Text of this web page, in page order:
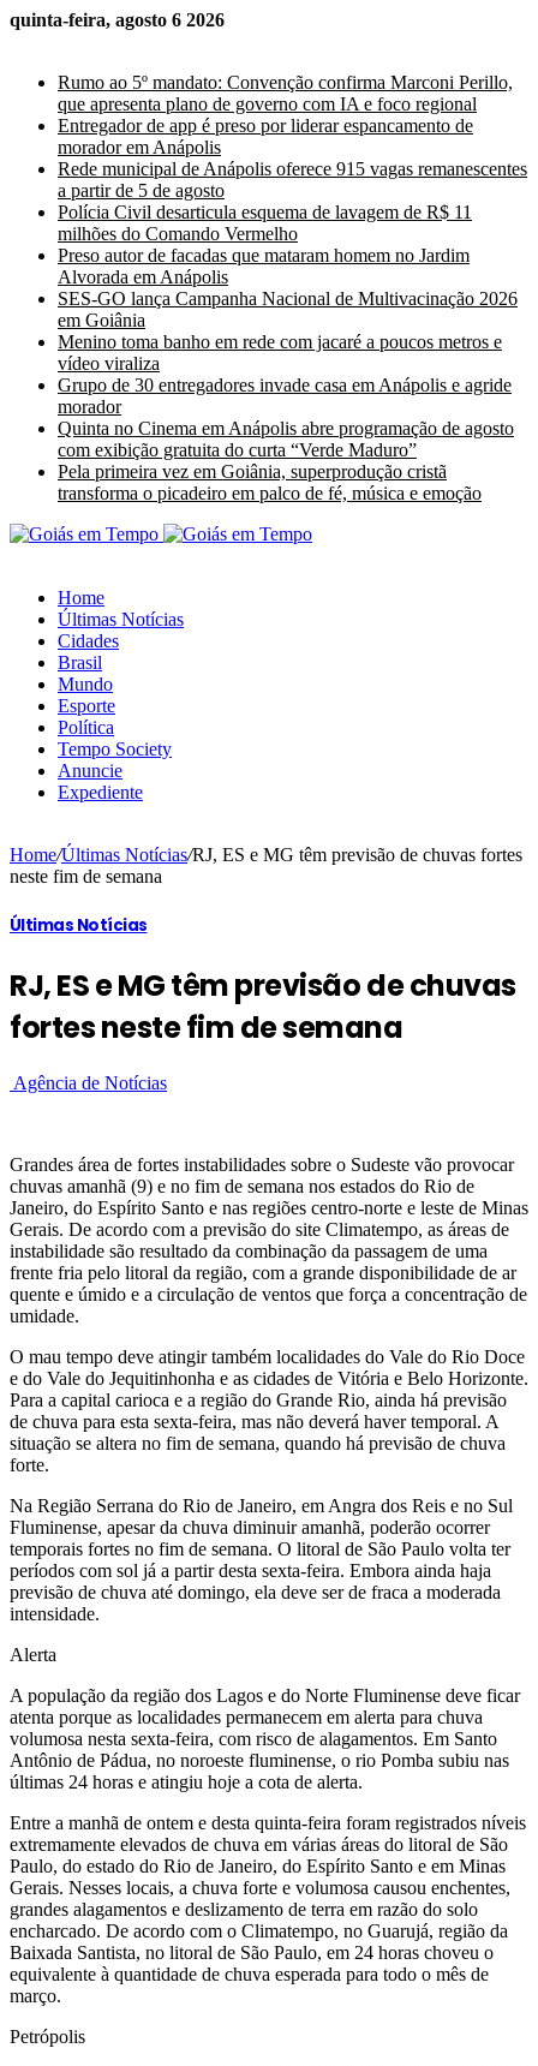
quinta-feira, agosto 6 2026
Rumo ao 5º mandato: Convenção confirma Marconi Perillo,
que apresenta plano de governo com IA e foco regional
Entregador de app é preso por liderar espancamento de
morador em Anápolis
Rede municipal de Anápolis oferece 915 vagas remanescentes
a partir de 5 de agosto
Polícia Civil desarticula esquema de lavagem de R$ 11
milhões do Comando Vermelho
Preso autor de facadas que mataram homem no Jardim
Alvorada em Anápolis
SES-GO lança Campanha Nacional de Multivacinação 2026
em Goiânia
Menino toma banho em rede com jacaré a poucos metros e
vídeo viraliza
Grupo de 30 entregadores invade casa em Anápolis e agride
morador
Quinta no Cinema em Anápolis abre programação de agosto
com exibição gratuita do curta “Verde Maduro”
Pela primeira vez em Goiânia, superprodução cristã
transforma o picadeiro em palco de fé, música e emoção
Home
Últimas Notícias
Cidades
Brasil
Mundo
Esporte
Política
Tempo Society
Anuncie
Expediente
Home/Últimas Notícias/RJ, ES e MG têm previsão de chuvas fortes
neste fim de semana
Últimas Notícias
RJ, ES e MG têm previsão de chuvas
fortes neste fim de semana
Agência de Notícias
Grandes área de fortes instabilidades sobre o Sudeste vão provocar
chuvas amanhã (9) e no fim de semana nos estados do Rio de
Janeiro, do Espírito Santo e nas regiões centro-norte e leste de Minas
Gerais. De acordo com a previsão do site Climatempo, as áreas de
instabilidade são resultado da combinação da passagem de uma
frente fria pelo litoral da região, com a grande disponibilidade de ar
quente e úmido e a circulação de ventos que força a concentração de
umidade.
O mau tempo deve atingir também localidades do Vale do Rio Doce
e do Vale do Jequitinhonha e as cidades de Vitória e Belo Horizonte.
Para a capital carioca e a região do Grande Rio, ainda há previsão
de chuva para esta sexta-feira, mas não deverá haver temporal. A
situação se altera no fim de semana, quando há previsão de chuva
forte.
Na Região Serrana do Rio de Janeiro, em Angra dos Reis e no Sul
Fluminense, apesar da chuva diminuir amanhã, poderão ocorrer
temporais fortes no fim de semana. O litoral de São Paulo volta ter
períodos com sol já a partir desta sexta-feira. Embora ainda haja
previsão de chuva até domingo, ela deve ser de fraca a moderada
intensidade.
Alerta
A população da região dos Lagos e do Norte Fluminense deve ficar
atenta porque as localidades permanecem em alerta para chuva
volumosa nesta sexta-feira, com risco de alagamentos. Em Santo
Antônio de Pádua, no noroeste fluminense, o rio Pomba subiu nas
últimas 24 horas e atingiu hoje a cota de alerta.
Entre a manhã de ontem e desta quinta-feira foram registrados níveis
extremamente elevados de chuva em várias áreas do litoral de São
Paulo, do estado do Rio de Janeiro, do Espírito Santo e em Minas
Gerais. Nesses locais, a chuva forte e volumosa causou enchentes,
grandes alagamentos e deslizamento de terra em razão do solo
encharcado. De acordo com o Climatempo, no Guarujá, região da
Baixada Santista, no litoral de São Paulo, em 24 horas choveu o
equivalente à quantidade de chuva esperada para todo o mês de
março.
Petrópolis